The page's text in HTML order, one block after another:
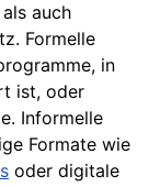
auch
Formelle
in
ist, oder
Informelle
Formate wie
oder digitale